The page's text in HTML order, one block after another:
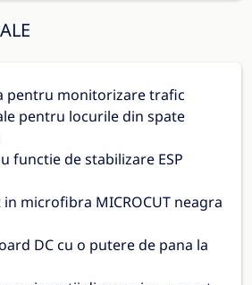
pentru monitorizare trafic
pentru locurile din spate
functie de stabilizare ESP
microfibra MICROCUT neagra
DC cu o putere de pana la